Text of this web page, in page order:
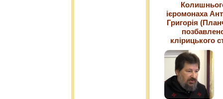
ієромонаха
Григорія
клірицького